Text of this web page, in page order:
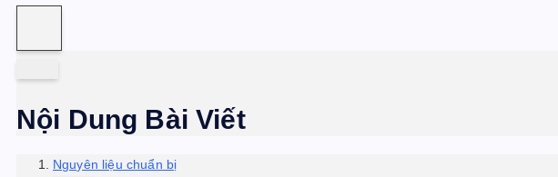
Nội Dung Bài Viết
Nguyên liệu chuẩn bị